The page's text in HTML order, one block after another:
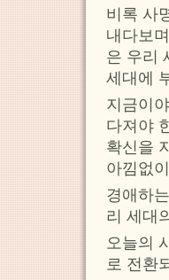
비록 사
내다보
은 우리
세대에
지금이
다져야
확신을
아낌없
경애하
리 세대
오늘의
로 전환